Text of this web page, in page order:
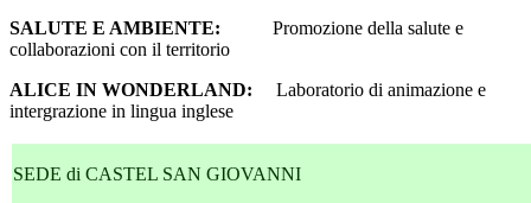
SALUTE E AMBIENTE: Promozione della salute e
collaborazioni con il territorio
ALICE IN WONDERLAND:
Laboratorio di animazione e
intergrazione in lingua inglese
SEDE di CASTEL SAN GIOVANNI